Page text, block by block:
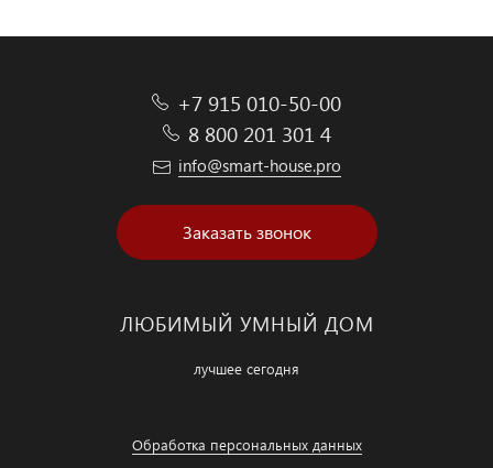
+7 915 010-50-00
8 800 201 301 4
info@smart-house.pro
Заказать звонок
ЛЮБИМЫЙ УМНЫЙ ДОМ
лучшее сегодня
Обработка персональных данных